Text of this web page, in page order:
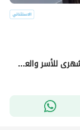
استوديو غرفة بحمام خاص للإيجار اليومي الأسبوعي الشهرى للأسر والعائلات